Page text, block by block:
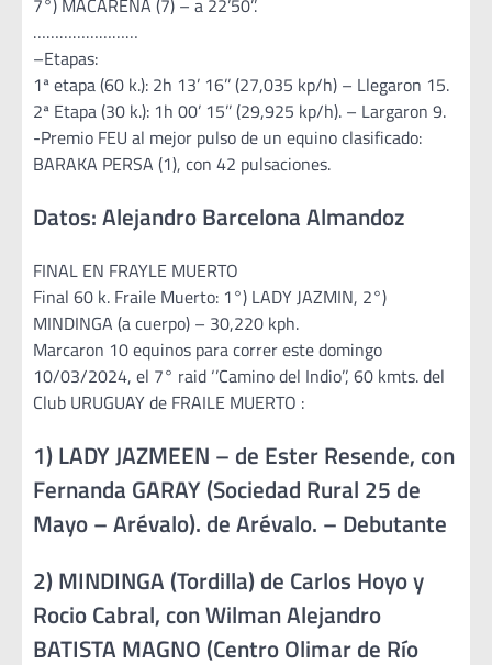
7°) MACARENA (7) – a 22’50’’.
……………………
–Etapas:
1ª etapa (60 k.): 2h 13’ 16’’ (27,035 kp/h) – Llegaron 15.
2ª Etapa (30 k.): 1h 00’ 15’’ (29,925 kp/h). – Largaron 9.
-Premio FEU al mejor pulso de un equino clasificado:
BARAKA PERSA (1), con 42 pulsaciones.
Datos: Alejandro Barcelona Almandoz
FINAL EN FRAYLE MUERTO
Final 60 k. Fraile Muerto: 1°) LADY JAZMIN, 2°)
MINDINGA (a cuerpo) – 30,220 kph.
Marcaron 10 equinos para correr este domingo
10/03/2024, el 7° raid ‘’Camino del Indio’’, 60 kmts. del
Club URUGUAY de FRAILE MUERTO :
1) LADY JAZMEEN – de Ester Resende, con
Fernanda GARAY (Sociedad Rural 25 de
Mayo – Arévalo). de Arévalo. – Debutante
2) MINDINGA (Tordilla) de Carlos Hoyo y
Rocio Cabral, con Wilman Alejandro
BATISTA MAGNO (Centro Olimar de Río